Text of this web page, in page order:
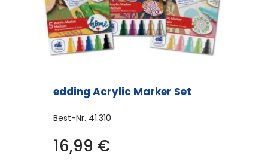
edding Acrylic Marker Set
Best-Nr. 41.310
16,99 €